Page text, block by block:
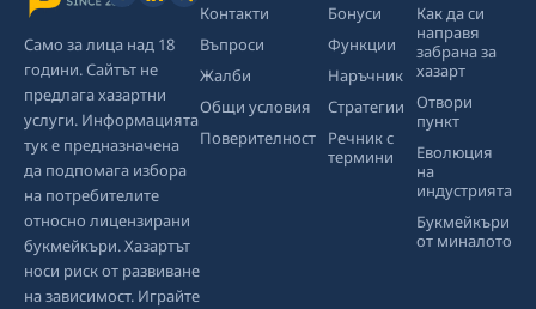
Само за лица над 18
години. Сайтът не
предлага хазартни
услуги. Информацията
тук е предназначена
да подпомага избора
на потребителите
относно лицензирани
букмейкъри. Хазартът
носи риск от развиване
на зависимост. Играйте
Контакти
Въпроси
Жалби
Общи условия
Поверителност
Бонуси
Функции
Наръчник
Стратегии
Речник с
термини
Как да си
направя
забрана за
хазарт
Отвори
пункт
Еволюция
на
индустрията
Букмейкъри
от миналото